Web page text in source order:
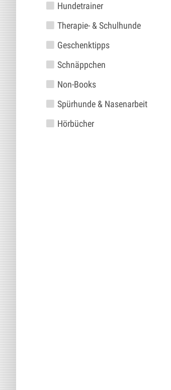
Hundetrainer
Therapie- & Schulhunde
Geschenktipps
Schnäppchen
Non-Books
Spürhunde & Nasenarbeit
Hörbücher